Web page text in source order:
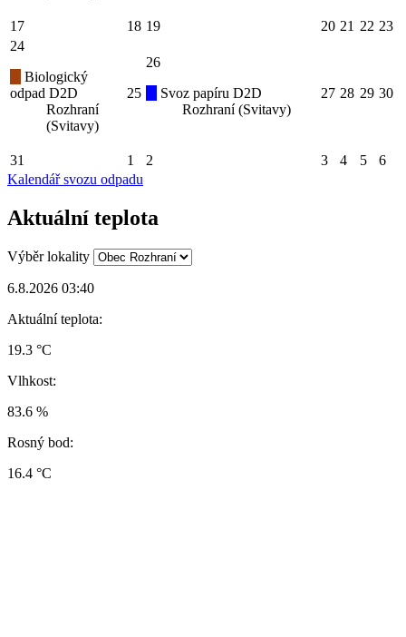
17 18 19 20 21 22 23
24
Biologický
odpad D2D
Rozhraní
(Svitavy)
25
26
Svoz papíru D2D
Rozhraní (Svitavy)
27 28 29 30
31 1 2 3 4 5
6
Kalendář svozu odpadu
Aktuální teplota
Výběr lokality
6.8.2026 03:40
Aktuální teplota:
19.3 °C
Vlhkost:
83.6 %
Rosný bod:
16.4 °C